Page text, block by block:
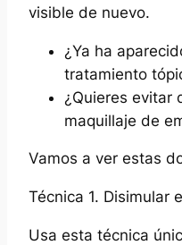
visible de nuevo.
¿Ya ha
tratamiento
¿Quieres evitar
maquillaje de
Vamos a ver estas
Técnica 1. Disimular
Usa esta técnica